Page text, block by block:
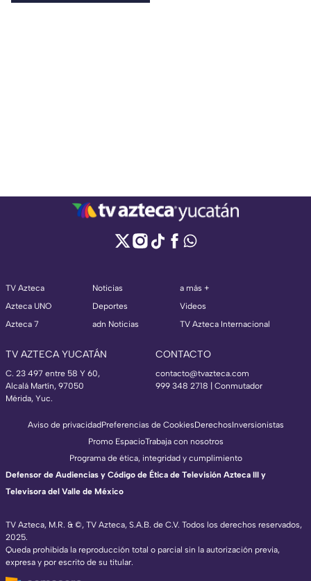
TV Azteca
Azteca UNO
Azteca 7
Noticias
Deportes
adn Noticias
a más +
Videos
TV Azteca Internacional
TV AZTECA YUCATÁN
C. 23 497 entre 58 Y 60,
Alcalá Martín, 97050
Mérida, Yuc.
CONTACTO
contacto@tvazteca.com
999 348 2718 | Conmutador
TV Azteca, M.R. & ©, TV Azteca, S.A.B. de C.V. Todos los derechos reservados,
2025.
Queda prohibida la reproducción total o parcial sin la autorización previa,
expresa y por escrito de su titular.
Aviso de privacidadPreferencias de CookiesDerechosInversionistas
Promo EspacioTrabaja con nosotros
Programa de ética, integridad y cumplimiento
Defensor de Audiencias y Código de Ética de Televisión Azteca III y
Televisora del Valle de México